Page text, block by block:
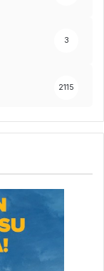
3
2115